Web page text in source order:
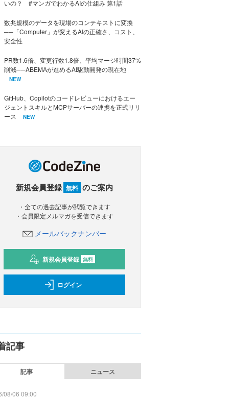
いの？ #マンガでわかるAIの仕組み 第1話
数兆規模のデータを現場のコンテキストに変換
──「Computer」が変えるAIの正確さ、コスト、
安全性
PR数1.6倍、変更行数1.8倍、平均マージ時間37%
削減──ABEMAが進めるAI駆動開発の現在地
NEW
GitHub、Copilotのコードレビューにおけるエー
ジェントスキルとMCPサーバーの連携を正式リリ
ース
NEW
新規会員登録 無料 のご案内
・全ての過去記事が閲覧できます
・会員限定メルマガを受信できます
メールバックナンバー
新規会員登録 無料
ログイン
記事
記事 ニュース
08/06 09:00